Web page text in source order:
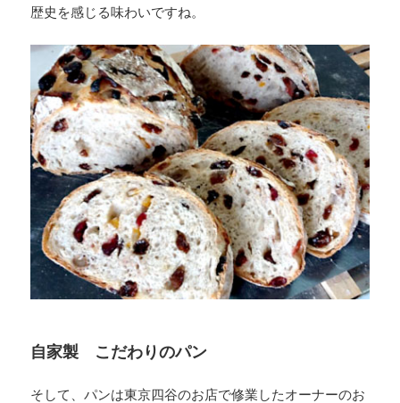
歴史を感じる味わいですね。
自家製 こだわりのパン
そして、パンは東京四谷のお店で修業したオーナーのお